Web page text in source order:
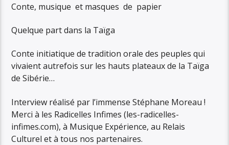
Conte, musique et masques de papier
Quelque part dans la Taïga
Conte initiatique de tradition orale des peuples qui
vivaient autrefois sur les hauts plateaux de la Taïga
de Sibérie…
Interview réalisé par l’immense Stéphane Moreau !
Merci à les Radicelles Infimes (les-radicelles-
infimes.com), à Musique Expérience, au Relais
Culturel et à tous nos partenaires.